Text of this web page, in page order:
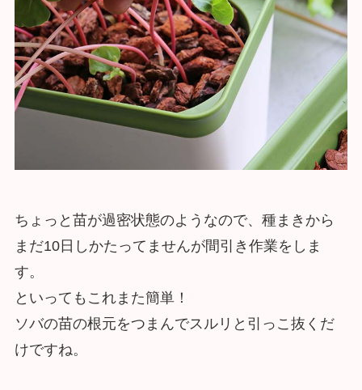
ちょっと苗が過密状態のようなので、種まきから
まだ10日しかたってませんが間引き作業をしま
す。
といってもこれまた簡単！
ソバの苗の根元をつまんでスルリと引っこ抜くだ
けですね。